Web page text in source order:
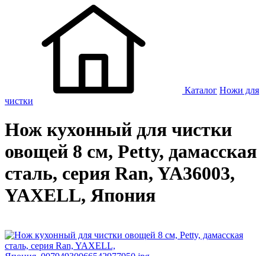
Каталог Ножи для
чистки
Нож кухонный для чистки
овощей 8 см, Petty, дамасская
сталь, серия Ran, YA36003,
YAXELL, Япония